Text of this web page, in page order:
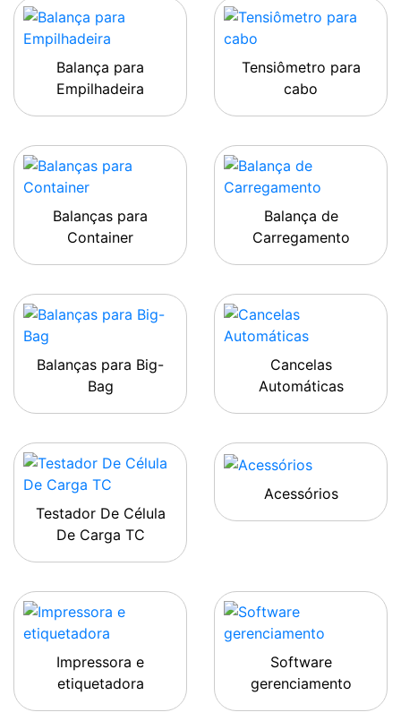
Balança para
Empilhadeira
Tensiômetro para
cabo
Balanças para
Container
Balança de
Carregamento
Balanças para Big-
Bag
Cancelas
Automáticas
Testador De Célula
De Carga TC
Acessórios
Impressora e
etiquetadora
Software
gerenciamento